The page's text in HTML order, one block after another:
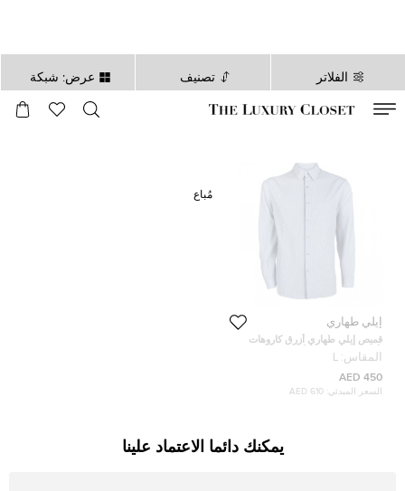
الفلاتر تصنيف عرض: شبكة
ثانية
إيلي طهاري
قميص إيلي طهاري أزرق كاروهات
بأكمام طويلة أزرار أمامية L
المقاس: L
450 AED
السعر المبدئي: 610 AED
مُباع
يمكنك دائما الاعتماد علينا